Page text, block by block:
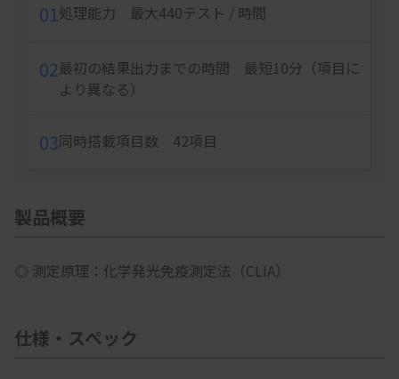
01処理能力 最大440テスト / 時間
02最初の結果出力までの時間 最短10分（項目に
より異なる）
03同時搭載項目数 42項目
製品概要
◎ 測定原理：化学発光免疫測定法（CLIA）
仕様・スペック